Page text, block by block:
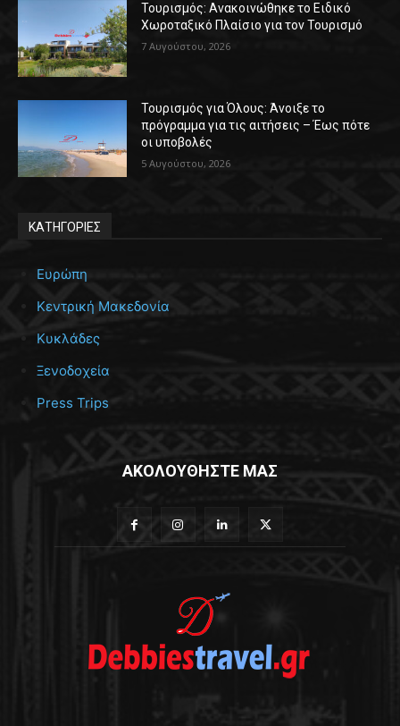
Τουρισμός: Ανακοινώθηκε το Ειδικό
Χωροταξικό Πλαίσιο για τον Τουρισμό
7 Αυγούστου, 2026
Τουρισμός για Όλους: Άνοιξε το
πρόγραμμα για τις αιτήσεις – Έως πότε
οι υποβολές
5 Αυγούστου, 2026
ΚΑΤΗΓΟΡΙΕΣ
Ευρώπη
Κεντρική Μακεδονία
Κυκλάδες
Ξενοδοχεία
Press Trips
ΑΚΟΛΟΥΘΗΣΤΕ ΜΑΣ